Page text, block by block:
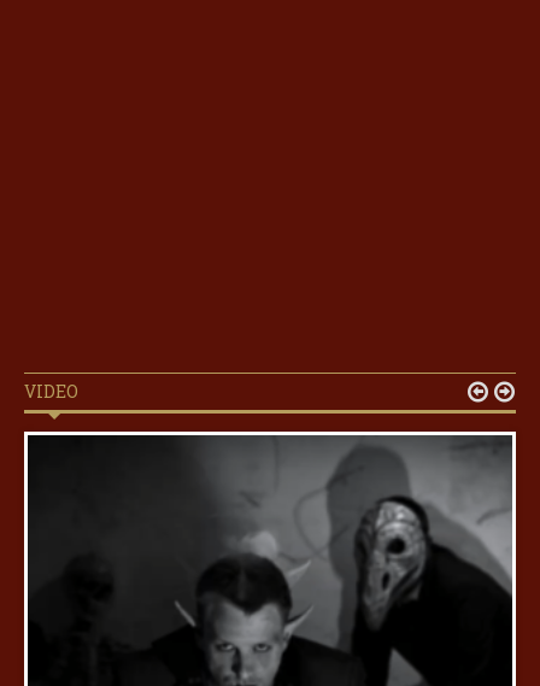
VIDEO  